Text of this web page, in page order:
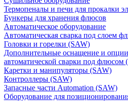
Термопеналы и печи для прокалки
Бункеры для хранения флюсов
Автоматическое оборудование
Автоматическая сварка под слоем
Головки и горелки (SAW)
Дополнительные оснащение и
автоматической сварки под флюсом
Каретки и манипуляторы (SAW)
Контроллеры (SAW)
Запасные части Automation (SAW)
Оборудование для